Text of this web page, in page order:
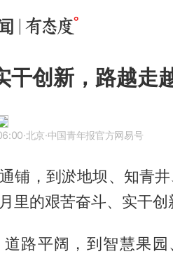
干创新，路越走
·北京·中国青年报官方网易号
铺，到淤地坝、知青
里的艰苦奋斗、实干创
道路平阔，到智慧果